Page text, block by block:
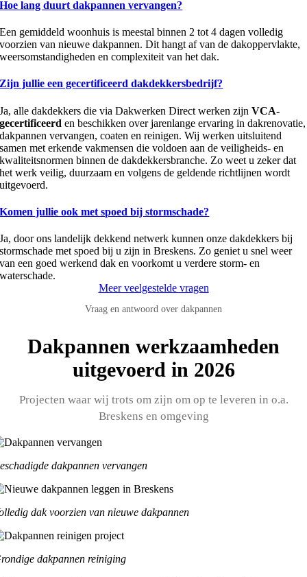
Hoe lang duurt dakpannen vervangen?
Een gemiddeld woonhuis is meestal binnen 2 tot 4 dagen volledig
voorzien van nieuwe dakpannen. Dit hangt af van de dakoppervlakte,
weersomstandigheden en complexiteit van het dak.
Zijn jullie een gecertificeerd dakdekkersbedrijf?
Ja, alle dakdekkers die via Dakwerken Direct werken zijnVCA-
gecertificeerd en beschikken over jarenlange ervaring in dakrenovatie,
dakpannen vervangen, coaten en reinigen. Wij werken uitsluitend
samen met erkende vakmensen die voldoen aan de veiligheids- en
kwaliteitsnormen binnen de dakdekkersbranche. Zo weet u zeker dat
het werk veilig, duurzaam en volgens de geldende richtlijnen wordt
uitgevoerd.
Komen jullie ook met spoed bij stormschade?
Ja, door ons landelijk dekkend netwerk kunnen onze dakdekkers bij
stormschade met spoed bij u zijn in Breskens. Zo geniet u snel weer
van een goed werkend dak en voorkomt u verdere storm- en
waterschade.
Meer veelgestelde vragen
Vraag en antwoord over dakpannen
Dakpannen werkzaamheden
uitgevoerd in 2026
Projecten waar wij trots om zijn om op te leveren in o.a.
Breskens en omgeving
dakpannen vervangen
dak voorzien van nieuwe dakpannen
dakpannen reiniging